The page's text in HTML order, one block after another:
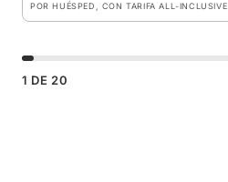
POR HUÉSPED, CON TARIFA ALL-INCLUSIVE
1 DE 20